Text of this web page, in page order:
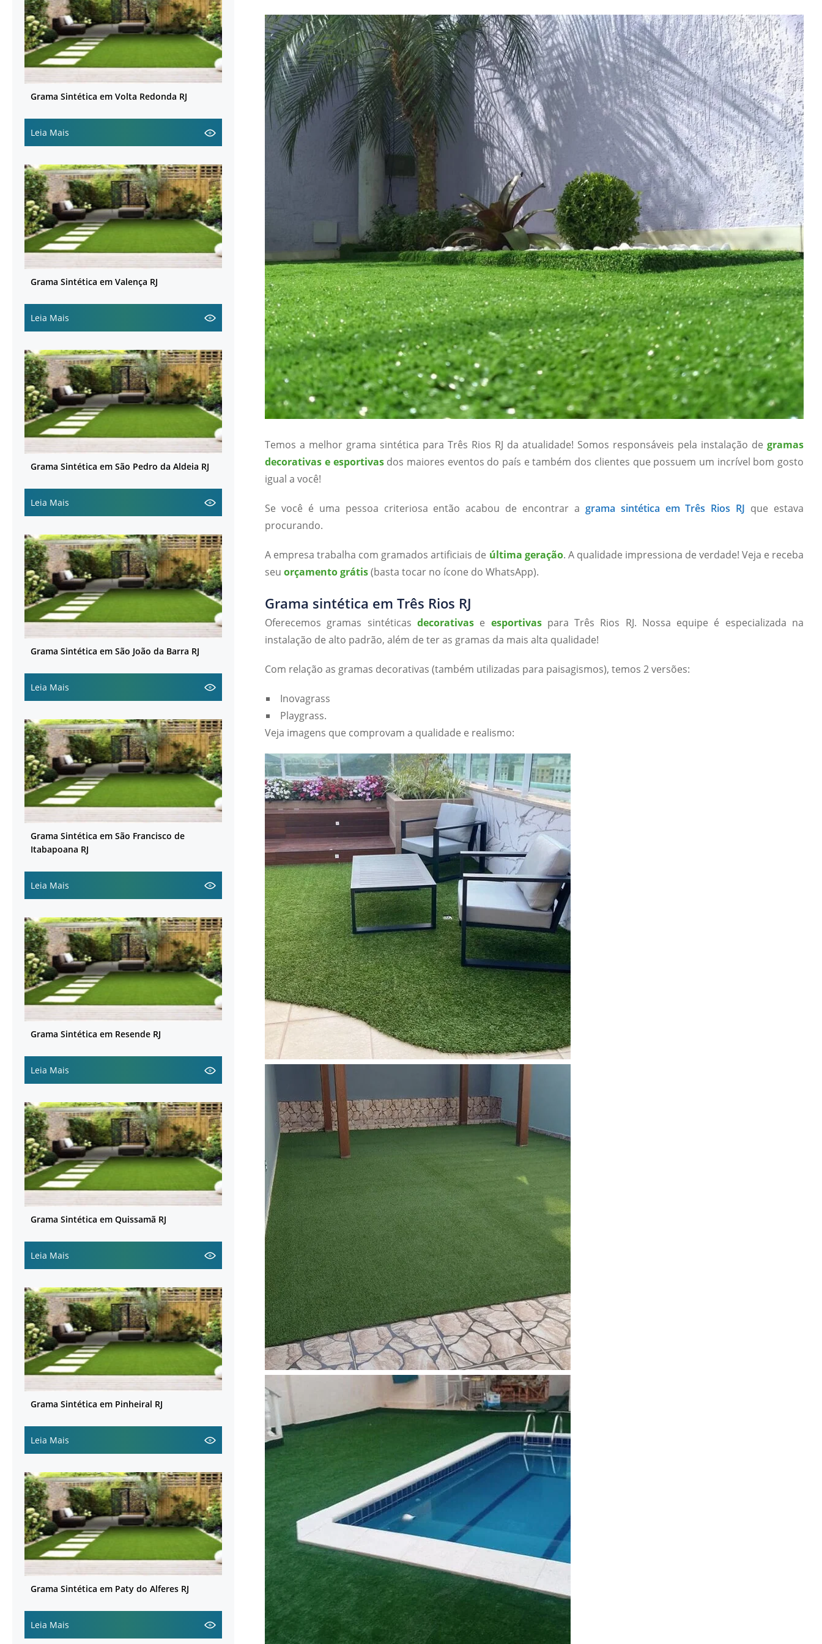
Temos a melhor grama sintética para Três Rios RJ da atualidade! Somos responsáveis pela instalação de gramas
decorativas e esportivasdos maiores eventos do país e também dos clientes que possuem um incrível bom gosto
igual a você!
Se você é uma pessoa criteriosa então acabou de encontrar a grama sintética em Três Rios RJ que estava
procurando.
A empresa trabalha com gramados artificiais de última geração. A qualidade impressiona de verdade! Veja e receba
seuorçamento grátis(basta tocar no ícone do WhatsApp).
Grama sintética em Três Rios RJ
Oferecemos gramas sintéticasdecorativas e esportivaspara Três Rios RJ. Nossa equipe é especializada na
instalação de alto padrão, além de ter as gramas da mais alta qualidade!
Com relação as gramas decorativas (também utilizadas para paisagismos), temos 2 versões:
Inovagrass
Playgrass.
Veja imagens que comprovam a qualidade e realismo:
Grama Sintética em Volta Redonda RJ
Leia Mais
Grama Sintética em Valença RJ
Leia Mais
Grama Sintética em São Pedro da Aldeia RJ
Leia Mais
Grama Sintética em São João da Barra RJ
Leia Mais
Grama Sintética em São Francisco de
Itabapoana RJ
Leia Mais
Grama Sintética em Resende RJ
Leia Mais
Grama Sintética em Quissamã RJ
Leia Mais
Grama Sintética em Pinheiral RJ
Leia Mais
Grama Sintética em Paty do Alferes RJ
Leia Mais